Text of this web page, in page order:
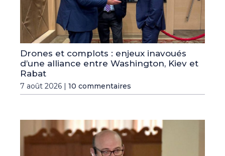
Drones et complots : enjeux inavoués
d’une alliance entre Washington, Kiev et
Rabat
7 août 2026 | 10 commentaires